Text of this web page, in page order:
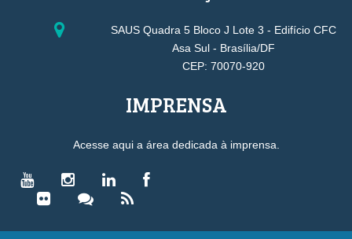
SAUS Quadra 5 Bloco J Lote 3 - Edifício CFC
Asa Sul - Brasília/DF
CEP: 70070-920
IMPRENSA
Acesse aqui a área dedicada à imprensa.